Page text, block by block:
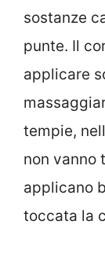
sostanze
punte. Il
applicare
tempie,
non vanno
applicano
toccata la